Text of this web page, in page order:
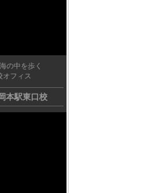
の中を歩く
オフィス
本駅東口校